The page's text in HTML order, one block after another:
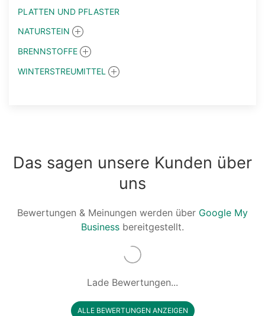
PLATTEN UND PFLASTER
NATURSTEIN
BRENNSTOFFE
WINTERSTREUMITTEL
Das sagen unsere Kunden über
uns
Bewertungen & Meinungen werden über Google My
Business bereitgestellt.
Lade Bewertungen...
ALLE BEWERTUNGEN ANZEIGEN